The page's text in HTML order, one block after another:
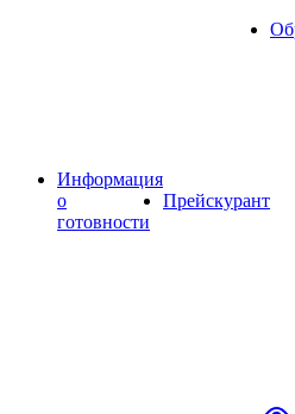
Информация
о
готовности
Прейскурант